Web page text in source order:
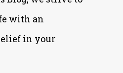
with an
in your